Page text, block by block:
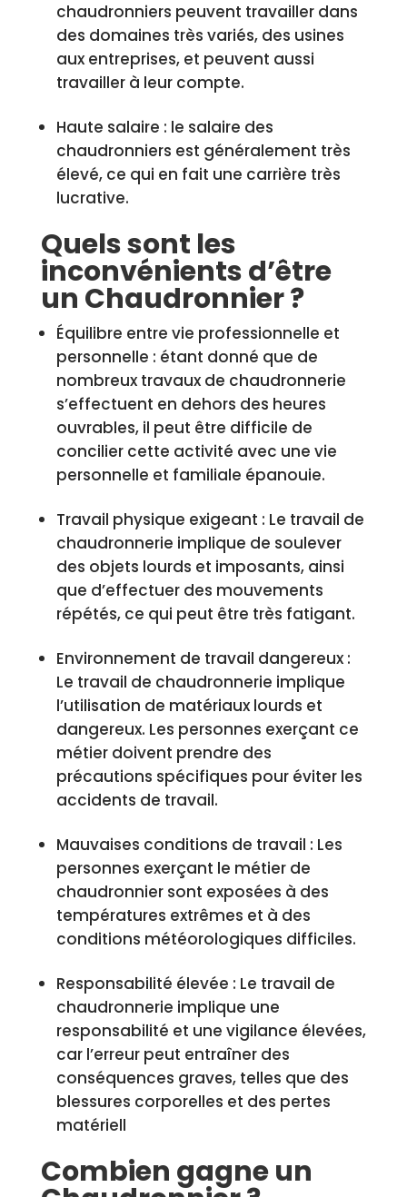
chaudronniers peuvent travailler dans
des domaines très variés, des usines
aux entreprises, et peuvent aussi
travailler à leur compte.
Haute salaire : le salaire des
chaudronniers est généralement très
élevé, ce qui en fait une carrière très
lucrative.
Quels sont les
inconvénients d’être
un Chaudronnier ?
Équilibre entre vie professionnelle et
personnelle : étant donné que de
nombreux travaux de chaudronnerie
s’effectuent en dehors des heures
ouvrables, il peut être difficile de
concilier cette activité avec une vie
personnelle et familiale épanouie.
Travail physique exigeant : Le travail de
chaudronnerie implique de soulever
des objets lourds et imposants, ainsi
que d’effectuer des mouvements
répétés, ce qui peut être très fatigant.
Environnement de travail dangereux :
Le travail de chaudronnerie implique
l’utilisation de matériaux lourds et
dangereux. Les personnes exerçant ce
métier doivent prendre des
précautions spécifiques pour éviter les
accidents de travail.
Mauvaises conditions de travail : Les
personnes exerçant le métier de
chaudronnier sont exposées à des
températures extrêmes et à des
conditions météorologiques difficiles.
Responsabilité élevée : Le travail de
chaudronnerie implique une
responsabilité et une vigilance élevées,
car l’erreur peut entraîner des
conséquences graves, telles que des
blessures corporelles et des pertes
matériell
Combien gagne un